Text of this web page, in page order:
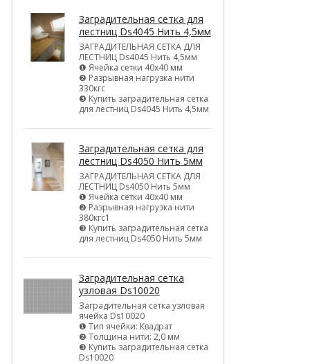
Заградительная сетка для
лестниц Ds4045 Нить 4,5мм
ЗАГРАДИТЕЛЬНАЯ СЕТКА ДЛЯ
ЛЕСТНИЦ Ds4045 Нить 4,5мм
❶ Ячейка сетки 40х40 мм
❷ Разрывная нагрузка нити
330кгс
❸ Купить заградительная сетка
для лестниц Ds4045 Нить 4,5мм
Заградительная сетка для
лестниц Ds4050 Нить 5мм
ЗАГРАДИТЕЛЬНАЯ СЕТКА ДЛЯ
ЛЕСТНИЦ Ds4050 Нить 5мм
❶ Ячейка сетки 40х40 мм
❷ Разрывная нагрузка нити
380кгс1
❸ Купить заградительная сетка
для лестниц Ds4050 Нить 5мм
Заградительная сетка
узловая Ds10020
Заградительная сетка узловая
ячейка Ds10020
❶ Тип ячейки: Квадрат
❷ Толщина нити: 2,0 мм
❸ Купить заградительная сетка
Ds10020